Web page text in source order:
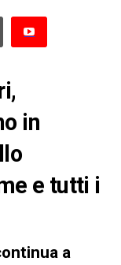
in
e tutti i
a